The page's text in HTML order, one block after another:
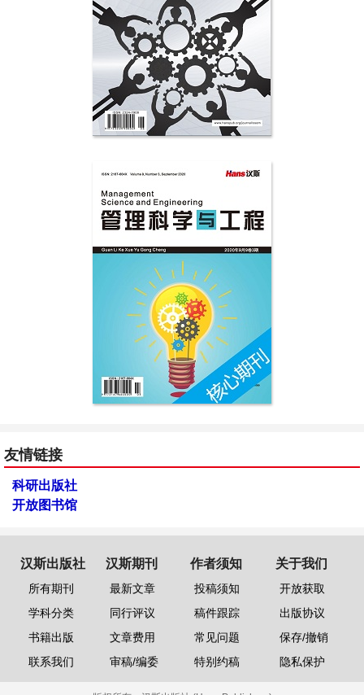
友情链接
科研出版社
开放图书馆
汉斯出版社
所有期刊
学科分类
书籍出版
联系我们
汉斯期刊
最新文章
同行评议
文章费用
审稿/编委
作者须知
投稿须知
稿件跟踪
常见问题
特别约稿
关于我们
开放获取
出版协议
保存/撤销
隐私保护